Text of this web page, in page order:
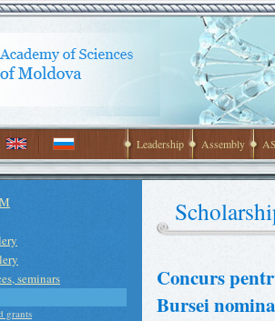
Leadership Assembly
seminars
grants
Concurs
Bursei